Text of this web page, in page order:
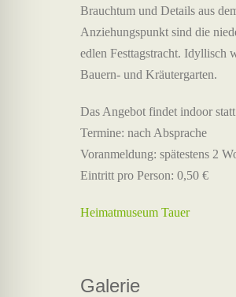
Brauchtum und Details aus
Anziehungspunkt sind die
edlen Festtagstracht. Idyllisch
Bauern- und Kräutergarten.
Das Angebot findet indoor
Termine: nach Absprache
Voranmeldung: spätestens 2
Eintritt pro Person: 0,50 €
Heimatmuseum Tauer
Galerie